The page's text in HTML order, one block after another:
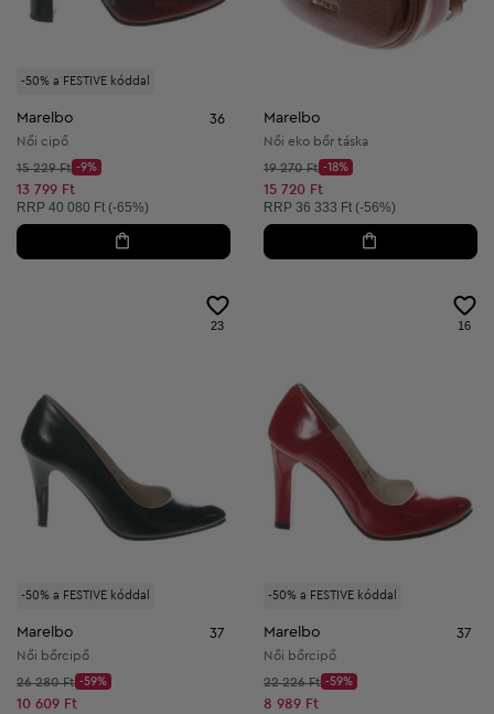
-50% a FESTIVE kóddal
Marelbo 36
Női cipő
Kezdő ár:
15 229 Ft
Discount Price:
-9%
Csökkentett ár:
13 799 Ft
Ajánlott ár:
RRP 40 080 Ft (-65%)
Marelbo
Női eko bőr táska
Kezdő ár:
19 270 Ft
Discount Price:
-18%
Csökkentett ár:
15 720 Ft
Ajánlott ár:
RRP 36 333 Ft (-56%)
-50% a FESTIVE kóddal
23
Marelbo 37
Női bőrcipő
Kezdő ár:
26 280 Ft
Discount Price:
-59%
Csökkentett ár:
10 609 Ft
-50% a FESTIVE kóddal
16
Marelbo 37
Női bőrcipő
Kezdő ár:
22 226 Ft
Discount Price:
-59%
Csökkentett ár:
8 989 Ft